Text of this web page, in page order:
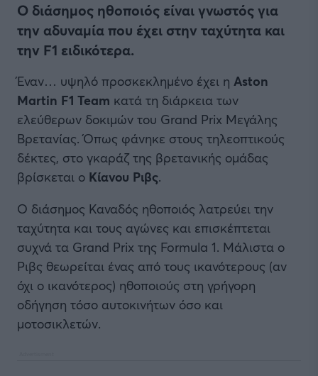
Ο διάσημος ηθοποιός είναι γνωστός για
την αδυναμία που έχει στην ταχύτητα και
την F1 ειδικότερα.
Έναν… υψηλό προσκεκλημένο έχει η Aston
Martin F1 Team κατά τη διάρκεια των
ελεύθερων δοκιμών του Grand Prix Μεγάλης
Βρετανίας. Όπως φάνηκε στους τηλεοπτικούς
δέκτες, στο γκαράζ της βρετανικής ομάδας
βρίσκεται ο Κίανου Ριβς.
Ο διάσημος Καναδός ηθοποιός λατρεύει την
ταχύτητα και τους αγώνες και επισκέπτεται
συχνά τα Grand Prix της Formula 1. Μάλιστα ο
Ριβς θεωρείται ένας από τους ικανότερους (αν
όχι ο ικανότερος) ηθοποιούς στη γρήγορη
οδήγηση τόσο αυτοκινήτων όσο και
μοτοσικλετών.